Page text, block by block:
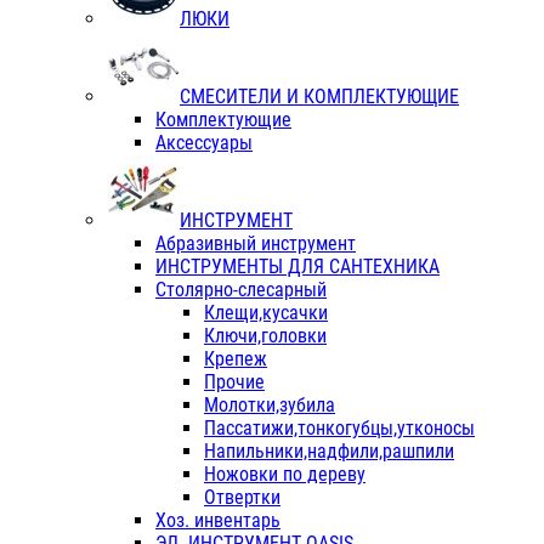
ЛЮКИ
СМЕСИТЕЛИ И КОМПЛЕКТУЮЩИЕ
Комплектующие
Аксессуары
ИНСТРУМЕНТ
Абразивный инструмент
ИНСТРУМЕНТЫ ДЛЯ САНТЕХНИКА
Столярно-слесарный
Клещи,кусачки
Ключи,головки
Крепеж
Прочие
Молотки,зубила
Пассатижи,тонкогубцы,утконосы
Напильники,надфили,рашпили
Ножовки по дереву
Отвертки
Хоз. инвентарь